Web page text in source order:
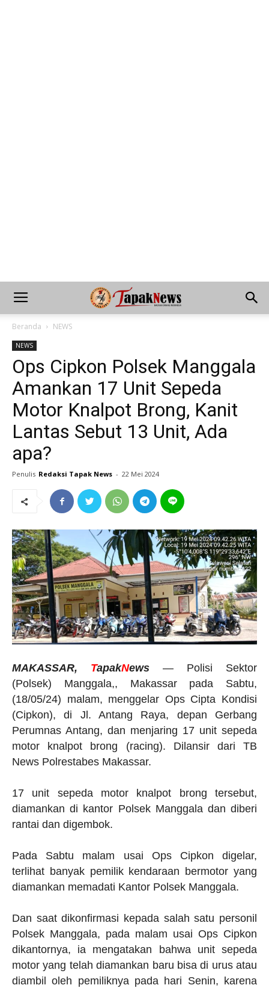
Beranda NEWS
NEWS
Ops Cipkon Polsek Manggala
Amankan 17 Unit Sepeda
Motor Knalpot Brong, Kanit
Lantas Sebut 13 Unit, Ada
apa?
Penulis Redaksi Tapak News - 22 Mei 2024
MAKASSAR, TapakNews — Polisi Sektor
(Polsek) Manggala,, Makassar pada Sabtu,
(18/05/24) malam, menggelar Ops Cipta Kondisi
(Cipkon), di Jl. Antang Raya, depan Gerbang
Perumnas Antang, dan menjaring 17 unit sepeda
motor knalpot brong (racing). Dilansir dari TB
News Polrestabes Makassar.
17 unit sepeda motor knalpot brong tersebut,
diamankan di kantor Polsek Manggala dan diberi
rantai dan digembok.
Pada Sabtu malam usai Ops Cipkon digelar,
terlihat banyak pemilik kendaraan bermotor yang
diamankan memadati Kantor Polsek Manggala.
Dan saat dikonfirmasi kepada salah satu personil
Polsek Manggala, pada malam usai Ops Cipkon
dikantornya, ia mengatakan bahwa unit sepeda
motor yang telah diamankan baru bisa di urus atau
diambil oleh pemiliknya pada hari Senin, karena